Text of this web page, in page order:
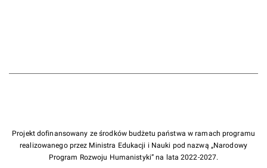
Projekt dofinansowany ze środków budżetu państwa w ramach programu
realizowanego przez Ministra Edukacji i Nauki pod nazwą „Narodowy
Program Rozwoju Humanistyki” na lata 2022-2027.